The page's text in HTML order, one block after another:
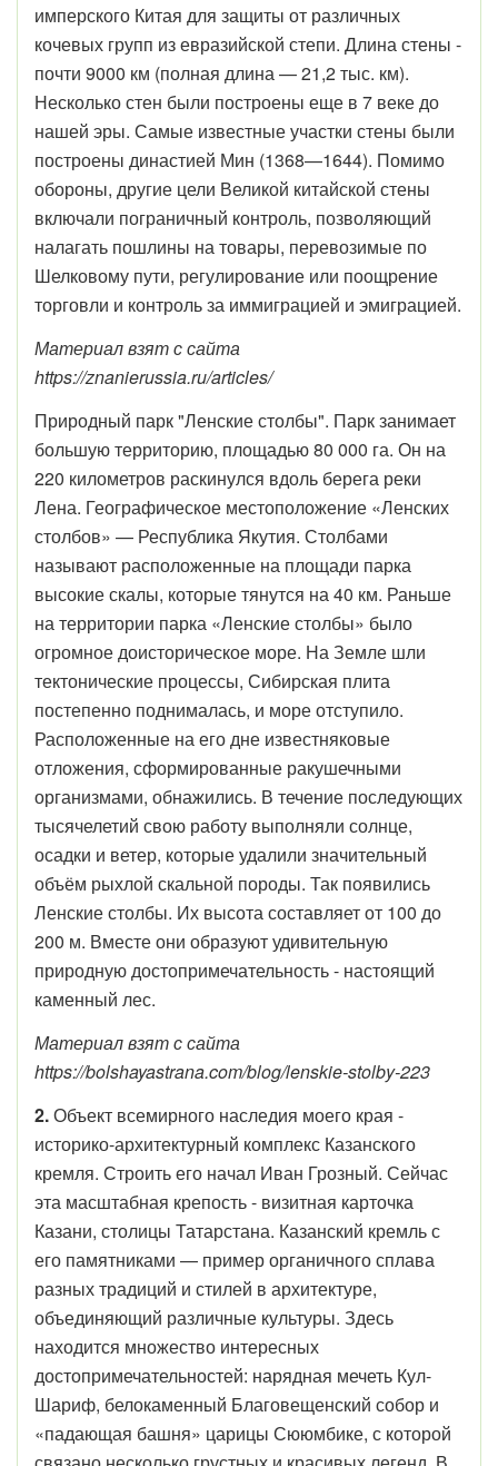
имперского Китая для защиты от различных
кочевых групп из евразийской степи. Длина стены -
почти 9000 км (полная длина — 21,2 тыс. км).
Несколько стен были построены еще в 7 веке до
нашей эры. Самые известные участки стены были
построены династией Мин (1368—1644). Помимо
обороны, другие цели Великой китайской стены
включали пограничный контроль, позволяющий
налагать пошлины на товары, перевозимые по
Шелковому пути, регулирование или поощрение
торговли и контроль за иммиграцией и эмиграцией.
Материал взят с сайта
https://znanierussia.ru/articles/
Природный парк "Ленские столбы". Парк занимает
большую территорию, площадью 80 000 га. Он на
220 километров раскинулся вдоль берега реки
Лена. Географическое местоположение «Ленских
столбов» — Республика Якутия. Столбами
называют расположенные на площади парка
высокие скалы, которые тянутся на 40 км. Раньше
на территории парка «Ленские столбы» было
огромное доисторическое море. На Земле шли
тектонические процессы, Сибирская плита
постепенно поднималась, и море отступило.
Расположенные на его дне известняковые
отложения, сформированные ракушечными
организмами, обнажились. В течение последующих
тысячелетий свою работу выполняли солнце,
осадки и ветер, которые удалили значительный
объём рыхлой скальной породы. Так появились
Ленские столбы. Их высота составляет от 100 до
200 м. Вместе они образуют удивительную
природную достопримечательность - настоящий
каменный лес.
Материал взят с сайта
https://bolshayastrana.com/blog/lenskie-stolby-223
2.Объект всемирного наследия моего края -
историко-архитектурный комплекс Казанского
кремля. Строить его начал Иван Грозный. Сейчас
эта масштабная крепость - визитная карточка
Казани, столицы Татарстана. Казанский кремль с
его памятниками — пример органичного сплава
разных традиций и стилей в архитектуре,
объединяющий различные культуры. Здесь
находится множество интересных
достопримечательностей: нарядная мечеть Кул-
Шариф, белокаменный Благовещенский собор и
«падающая башня» царицы Сююмбике, с которой